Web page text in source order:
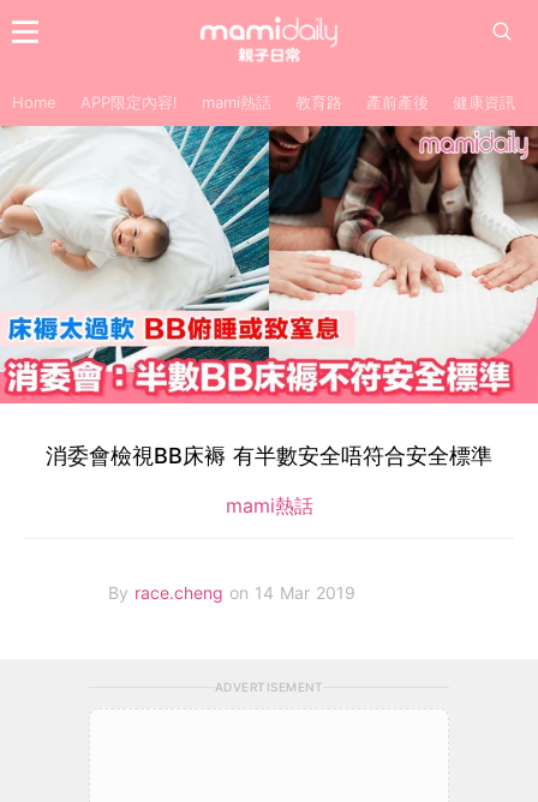
Home APP限定內容! mami熱話 教育路 產前產後 健康資訊
消委會檢視BB床褥 有半數安全唔符合安全標準
mami熱話
By race.cheng on 14 Mar 2019
ADVERTISEMENT